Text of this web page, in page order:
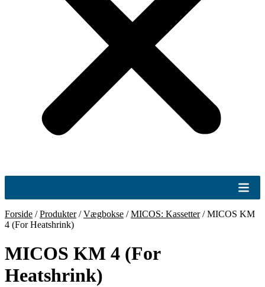
Forside /Produkter/Vægbokse /MICOS: Kassetter/MICOS KM
4 (For Heatshrink)
MICOS KM 4 (For
Heatshrink)